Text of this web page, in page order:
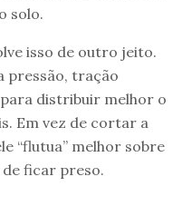
solo.
isso de outro jeito.
pressão, tração
distribuir melhor o
Em vez de cortar a
“flutua” melhor sobre
ficar preso.